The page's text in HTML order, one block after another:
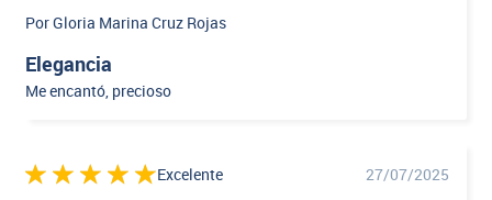
Por Gloria Marina Cruz Rojas
Elegancia
Me encantó, precioso
Excelente
27/07/2025